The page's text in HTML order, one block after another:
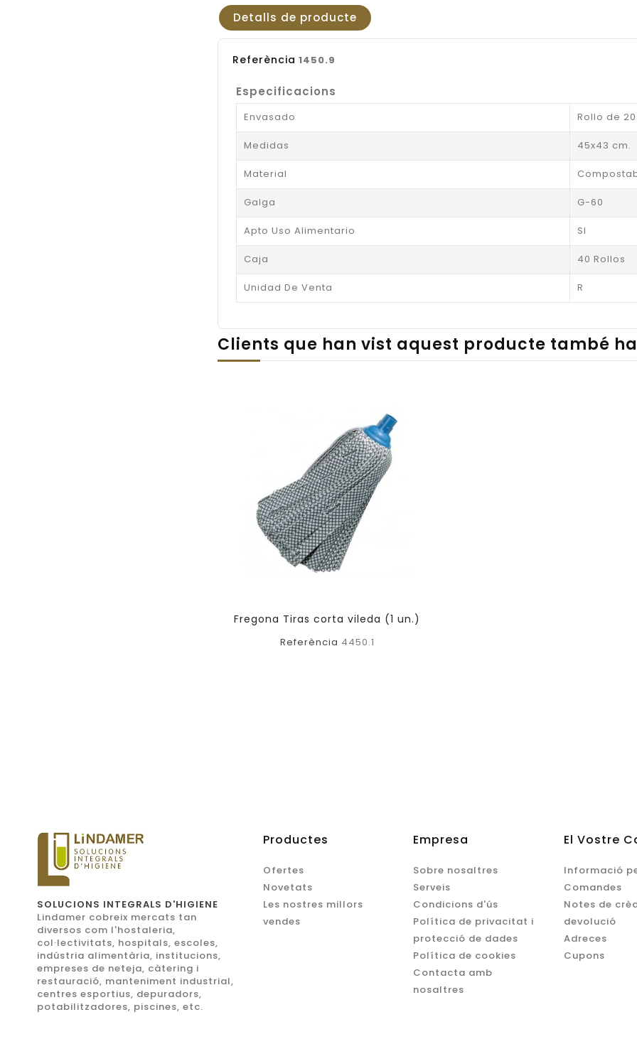
Detalls de producte
Referència 1450.9
Especificacions
Envasado Rollo de
Medidas 45x43 cm.
Material
Galga G-60
Apto Uso Alimentario SI
Caja 40 Rollos
Unidad De Venta R
Clients que han vist aquest producte també
Fregona Tiras corta vileda (1 un.)
Referència 4450.1
SOLUCIONS INTEGRALS D'HIGIENE
Lindamer cobreix mercats tan
diversos com l'hostaleria,
col·lectivitats, hospitals, escoles,
indústria alimentària, institucions,
empreses de neteja, càtering i
restauració, manteniment industrial,
centres esportius, depuradors,
potabilitzadores, piscines, etc.
Productes
Ofertes
Novetats
Les nostres millors
vendes
Empresa
Sobre nosaltres
Serveis
Condicions d'ús
Política de privacitat i
protecció de dades
Política de cookies
Contacta amb
nosaltres
El Vostre
Informació
Comandes
Notes de
devolució
Adreces
Cupons